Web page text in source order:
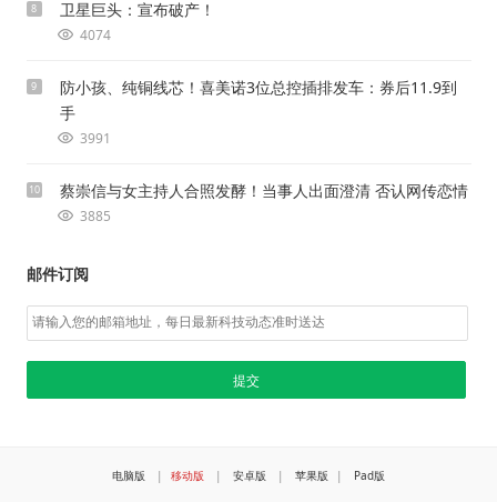
8 卫星巨头：宣布破产！
4074
9
防小孩、纯铜线芯！喜美诺3位总控插排发车：券后11.9到
手
3991
10 蔡崇信与女主持人合照发酵！当事人出面澄清 否认网传恋情
3885
邮件订阅
电脑版 | 移动版 | 安卓版 | 苹果版 | Pad版